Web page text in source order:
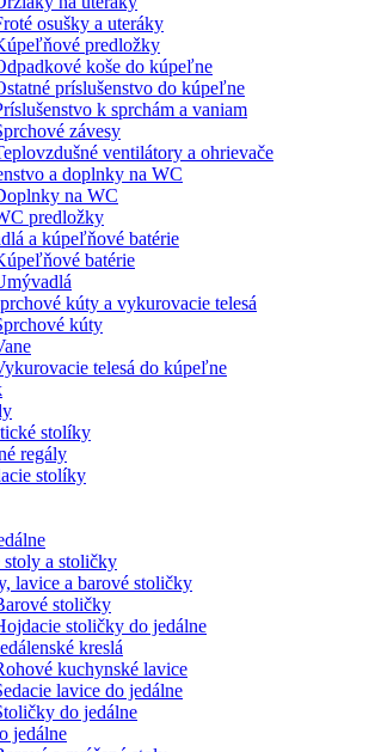
osušky a uteráky
predložky
koše do kúpeľne
príslušenstvo do kúpeľne
k sprchám a vaniam
závesy
ventilátory a ohrievače
a doplnky na WC
na WC
predložky
a kúpeľňové batérie
batérie
kúty a vykurovacie telesá
kúty
telesá do kúpeľne
stolíky
regály
stolíky
stoly a stoličky
lavice a barové stoličky
stoličky
stoličky do jedálne
kreslá
kuchynské lavice
lavice do jedálne
do jedálne
jedálne